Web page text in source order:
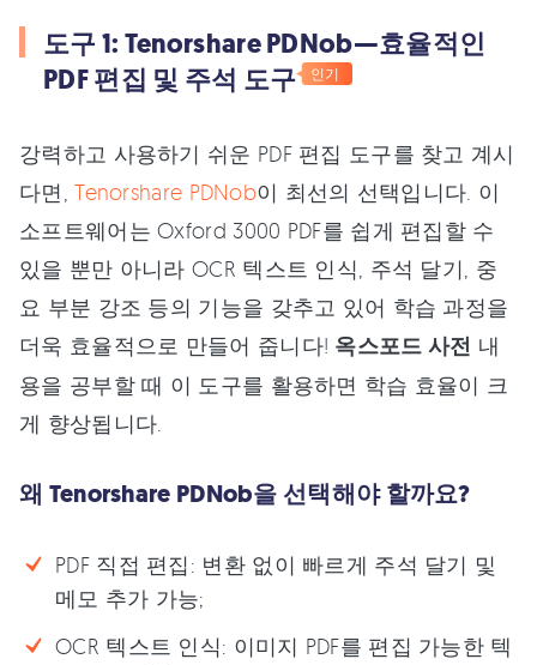
도구 1: Tenorshare PDNob—효율적인
PDF 편집 및 주석 도구
인기
강력하고 사용하기 쉬운 PDF 편집 도구를 찾고 계시
다면,Tenorshare PDNob이 최선의 선택입니다. 이
소프트웨어는 Oxford 3000 PDF를 쉽게 편집할 수
있을 뿐만 아니라 OCR 텍스트 인식, 주석 달기, 중
요 부분 강조 등의 기능을 갖추고 있어 학습 과정을
더욱 효율적으로 만들어 줍니다! 옥스포드 사전 내
용을 공부할 때 이 도구를 활용하면 학습 효율이 크
게 향상됩니다.
왜 Tenorshare PDNob을 선택해야 할까요?
PDF 직접 편집: 변환 없이 빠르게 주석 달기 및
메모 추가 가능;
OCR 텍스트 인식: 이미지 PDF를 편집 가능한 텍